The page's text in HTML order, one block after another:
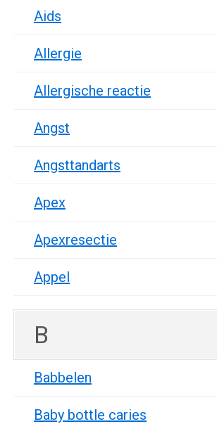
Aids
Allergie
Allergische reactie
Angst
Angsttandarts
Apex
Apexresectie
Appel
B
Babbelen
Baby bottle caries